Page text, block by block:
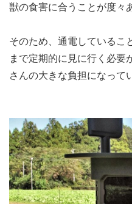
獣の食害に合うことが度々
そのため、通電しているこ
まで定期的に見に行く必要
さんの大きな負担になって